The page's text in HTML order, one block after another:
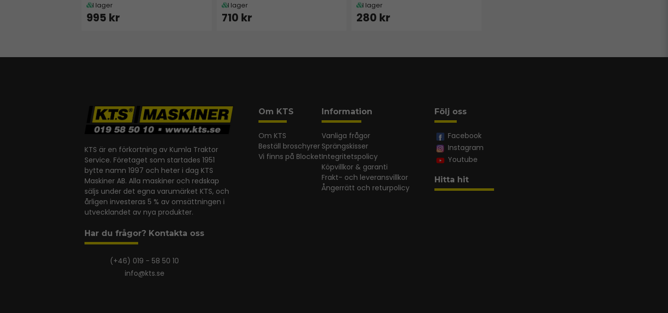
I lager
995 kr
I lager
710 kr
I lager
280 kr
KTS är en förkortning av Kumla Traktor
Service. Företaget som startades 1951
bytte namn 1997 och heter i dag KTS
Maskiner AB. Alla maskiner och redskap
säljs under det egna varumärket KTS, och
årligen investeras 5 % av omsättningen i
utvecklandet av nya produkter.
Har du frågor? Kontakta oss
(+46) 019 - 58 50 10
info@kts.se
Om KTS
Om KTS
Beställ broschyrer
Vi finns på Blocket
Information
Vanliga frågor
Sprängskisser
Integritetspolicy
Köpvillkor & garanti
Frakt- och leveransvillkor
Ångerrätt och returpolicy
Följ oss
Facebook
Instagram
Youtube
Hitta hit